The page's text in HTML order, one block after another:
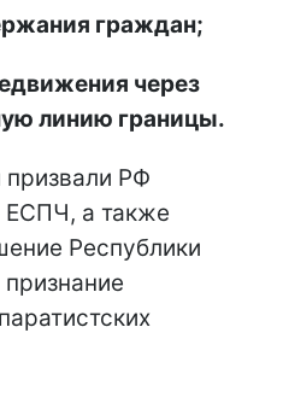
граждан;
через
линию границы.
РФ
ЕСПЧ, а также
Республики